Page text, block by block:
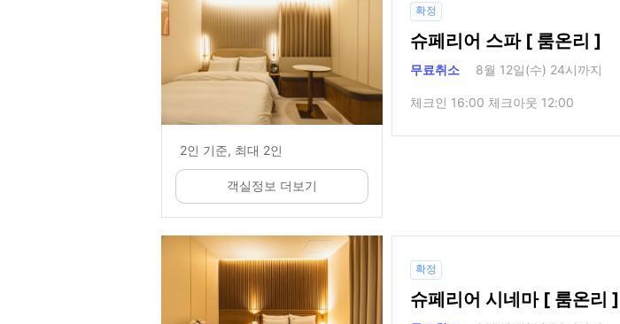
2인 기준, 최대 2인
객실정보 더보기
확정
슈페리어 스파 [ 룸온리 ]
무료취소 8월 12일(수) 24시까지
체크인 16:00 체크아웃 12:00
확정
슈페리어 시네마 [ 룸온리 ]